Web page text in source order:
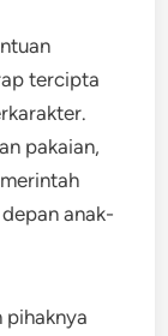
tercipta
pakaian,
anak-
pihaknya